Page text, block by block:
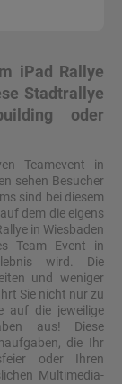
iPad Rallye
Stadtrallye
oder
Teamevent in
sehen Besucher
sind bei diesem
dem die eigens
in Wiesbaden
Team Event in
wird. Die
und weniger
Sie nicht nur zu
auf die jeweilige
aus! Diese
die Ihr
oder Ihren
Multimedia-